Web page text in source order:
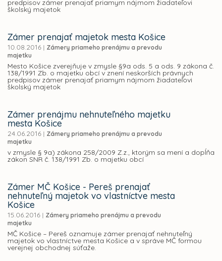
predpisov zámer prenajať priamym nájmom žiadateľovi
školský majetok
Zámer prenajať majetok mesta Košice
10.08.2016 | Zámery priameho prenájmu a prevodu
majetku
Mesto Košice zverejňuje v zmysle §9a ods. 5 a ods. 9 zákona č.
138/1991 Zb. o majetku obcí v znení neskorších právnych
predpisov zámer prenajať priamym nájmom žiadateľovi
školský majetok
Zámer prenájmu nehnuteľného majetku
mesta Košice
24.06.2016 | Zámery priameho prenájmu a prevodu
majetku
v zmysle § 9a) zákona 258/2009 Z.z., ktorým sa mení a dopĺňa
zákon SNR č. 138/1991 Zb. o majetku obcí
Zámer MČ Košice - Pereš prenajať
nehnuteľný majetok vo vlastníctve mesta
Košice
15.06.2016 | Zámery priameho prenájmu a prevodu
majetku
MČ Košice – Pereš oznamuje zámer prenajať nehnuteľný
majetok vo vlastníctve mesta Košice a v správe MČ formou
verejnej obchodnej súťaže.